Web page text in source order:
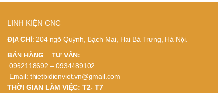
LINH KIỆN CNC
ĐỊA CHỈ: 204 ngõ Quỳnh, Bạch Mai, Hai Bà Trưng, Hà Nội.
BÁN HÀNG – TƯ VẤN:
0962118692 – 0934489102
Email: thietbidienviet.vn@gmail.com
THỜI GIAN LÀM VIỆC: T2- T7